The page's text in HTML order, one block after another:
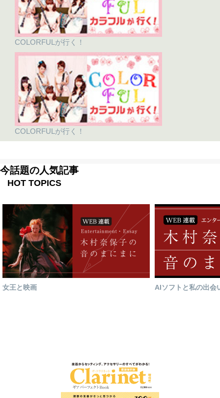
COLORFULが行く！
COLORFULが行く！
今話題の人気記事
HOT TOPICS
女王と映画 AIソフトと私の出会